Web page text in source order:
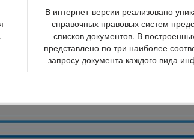
интернет-версии реализовано
справочных правовых систем
списков документов. В
представлено по три наиболее
запросу документа каждого вида